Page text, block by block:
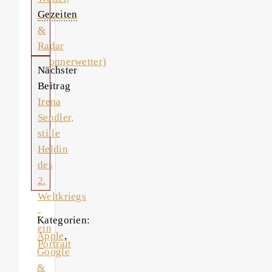
Gezeiten
&
Radar
(Donnerwetter)
Nächster
Beitrag
Irena
Sendler,
stille
Heldin
des
2.
Weltkriegs
-
ein
Portrait
Kategorien:
Apple,
Google
&